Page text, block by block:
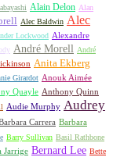
Alain Delon Alan
Alec Baldwin Alec
Lockwood Alexandre
André Morell André
Anita Ekberg
Girardot Anouk Aimée
Quayle Anthony Quinn
Audie Murphy Audrey
Carrera Barbara
Barry Sullivan Basil Rathbone
Jarrige Bernard Lee Bette